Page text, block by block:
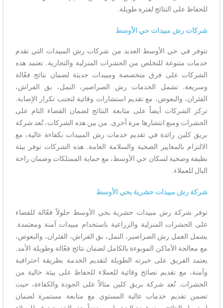
للحفاظ على النتائج لفترة طويلة.
شركات رش مبيدات حي الأوسط
تتوفر في حي الأوسط العديد من شركات رش المبيدات التي تقدم
خدمات متنوعة للتخلص من الحشرات المنزلية والتجارية. تعتمد هذه
الشركات على فرق متخصصة ومبيدات حديثة لضمان نتائج فعّالة
وسريعة. تشمل الخدمات رش الصراصير، النمل، بق الفراش،
الفئران، والبعوض، مع تقديم استشارات وقائية لتجنب تكرار الإصابة.
تركز الشركات أيضاً على متابعة النتائج لضمان القضاء التام على
الحشرات ومنع انتشارها مرة أخرى. من بين هذه الشركات، تُعد شركة
بريق كلين رائدة في تقديم خدمات رش المبيدات بكفاءة عالية، مع
الالتزام بالمعايير الصحية والسلامة العامة. هذه الشركات توفر بيئة
نظيفة وصحية لسكان حي الأوسط، مع حماية الممتلكات وضمان راحة
البال للعملاء.
شركة رش مبيدات حشرية بحي الأوسط
توفر شركة رش مبيدات حشرية بحي الأوسط حلولاً فعّالة للقضاء
على الحشرات المنزلية والزراعية باستخدام مبيدات آمنة ومعتمدة.
يشمل العمل رش الصراصير، النمل، بق الفراش، الفئران، والبعوض،
مع معالجة الأماكن الموبوءة بالكامل لضمان نتائج فعّالة وطويلة الأمد.
يعتمد الفريق على خبرته الطويلة لتقديم الخدمة بطريقة احترافية
وآمنة، مع تقديم نصائح وقائية للعملاء للحفاظ على بيئة خالية من
الحشرات. تُعد شركة بريق كلين مثالاً على الجودة والكفاءة، حيث
تضمن تقديم خدمات عالية المستوى مع متابعة مستمرة لضمان